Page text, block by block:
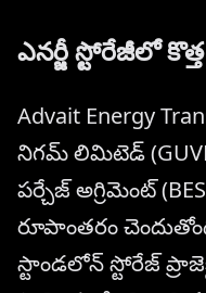
ఎనర్జీ స్టోరేజీలో
Advait Energy
నిగమ్ లిమిటెడ్
పర్చేజ్ అగ్రిమెంట్
రూపాంతరం
స్టాండలోన్ స్టోరేజ్